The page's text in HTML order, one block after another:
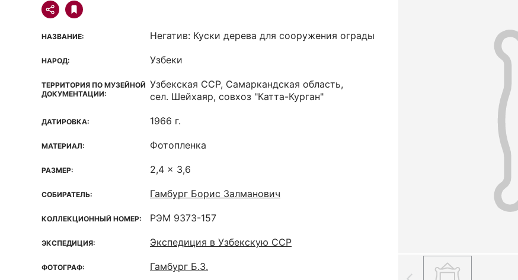
НАЗВАНИЕ: Негатив: Куски дерева для сооружения ограды
НАРОД: Узбеки
ТЕРРИТОРИЯ ПО МУЗЕЙНОЙ
ДОКУМЕНТАЦИИ:
Узбекская ССР, Самаркандская область,
сел. Шейхаяр, совхоз "Катта-Курган"
ДАТИРОВКА: 1966 г.
МАТЕРИАЛ: Фотопленка
РАЗМЕР: 2,4 x 3,6
СОБИРАТЕЛЬ: Гамбург Борис Залманович
КОЛЛЕКЦИОННЫЙ НОМЕР: РЭМ 9373-157
ЭКСПЕДИЦИЯ: Экспедиция в Узбекскую ССР
ФОТОГРАФ: Гамбург Б.З.